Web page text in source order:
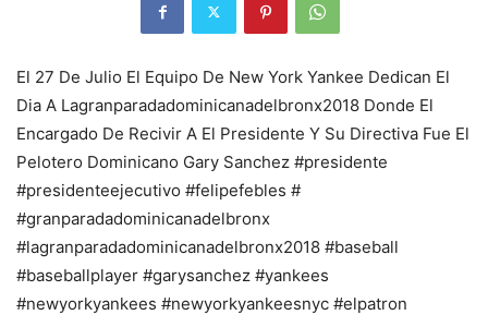
El 27 De Julio El Equipo De New York Yankee Dedican El
Dia A Lagranparadadominicanadelbronx2018 Donde El
Encargado De Recivir A El Presidente Y Su Directiva Fue El
Pelotero Dominicano Gary Sanchez #presidente
#presidenteejecutivo #felipefebles #
#granparadadominicanadelbronx
#lagranparadadominicanadelbronx2018 #baseball
#baseballplayer #garysanchez #yankees
#newyorkyankees #newyorkyankeesnyc #elpatron